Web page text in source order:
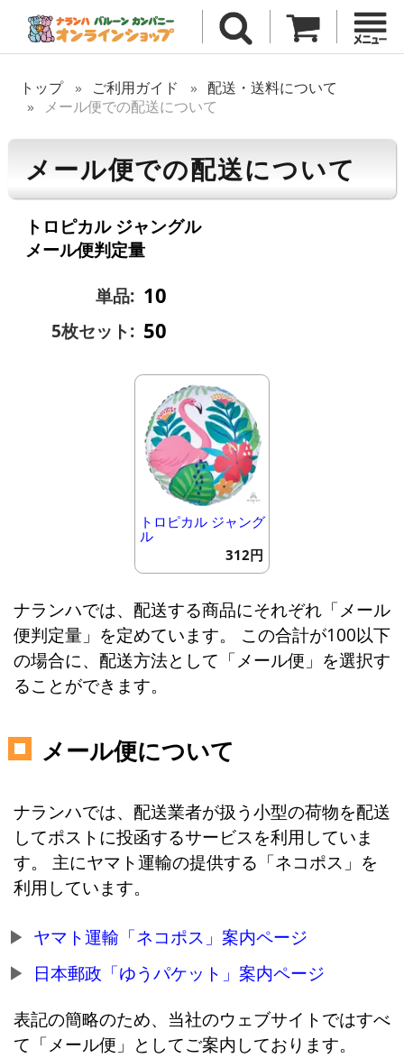
トップ ご利用ガイド
配送・送料について
メール便での配送について
メール便での配送について
トロピカル ジャングル
メール便判定量
単品: 10
5枚セット: 50
トロピカル ジャング
ル
312円
ナランハでは、配送する商品にそれぞれ「メール
便判定量」を定めています。 この合計が100以下
の場合に、配送方法として「メール便」を選択す
ることができます。
メール便について
ナランハでは、配送業者が扱う小型の荷物を配送
してポストに投函するサービスを利用していま
す。 主にヤマト運輸の提供する「ネコポス」を
利用しています。
ヤマト運輸「ネコポス」案内ページ
日本郵政「ゆうパケット」案内ページ
表記の簡略のため、当社のウェブサイトではすべ
て「メール便」としてご案内しております。